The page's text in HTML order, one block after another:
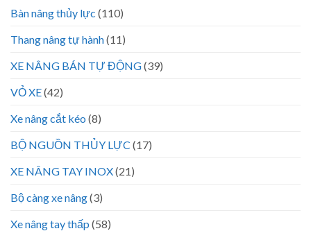
Bàn nâng thủy lực (110)
Thang nâng tự hành(11)
XE NÂNG BÁN TỰ ĐỘNG(39)
VỎ XE(42)
Xe nâng cắt kéo (8)
BỘ NGUỒN THỦY LỰC (17)
XE NÂNG TAY INOX(21)
Bộ càng xe nâng(3)
Xe nâng tay thấp (58)